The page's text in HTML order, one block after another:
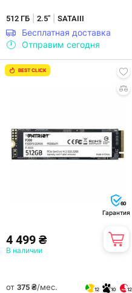
512 ГБ 2.5" SATAIII
Бесплатная доставка
Отправим сегодня
BEST CLICK
60
Гарантия
4 499 ₴
В наличии
от 375 ₴/мес. 12 10 12